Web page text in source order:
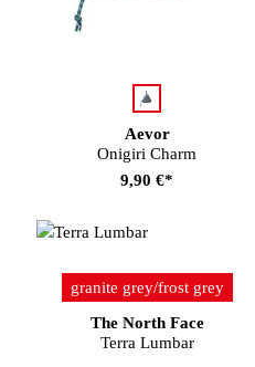
Aevor
Onigiri Charm
Farbe
9,90 €*
The North Face
Terra Lumbar
Farbeauswählen
granite grey/frost grey